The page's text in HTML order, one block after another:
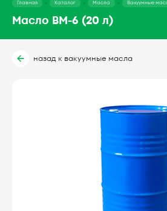
Главная Каталог Масла Вакуумные
Масло ВМ-6 (20 л)
назад к вакуумные масла